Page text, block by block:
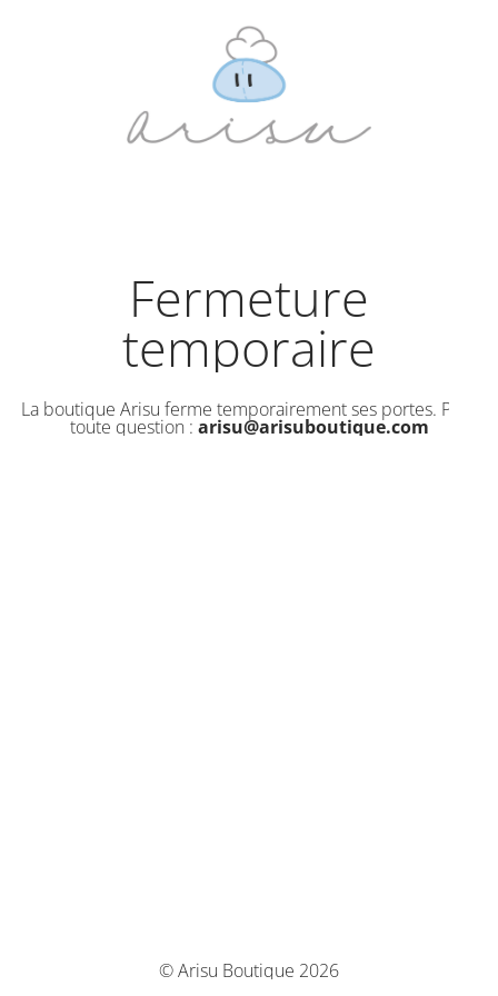
Fermeture
temporaire
La boutique Arisu ferme temporairement ses portes. Pour
toute question : arisu@arisuboutique.com
© Arisu Boutique 2026